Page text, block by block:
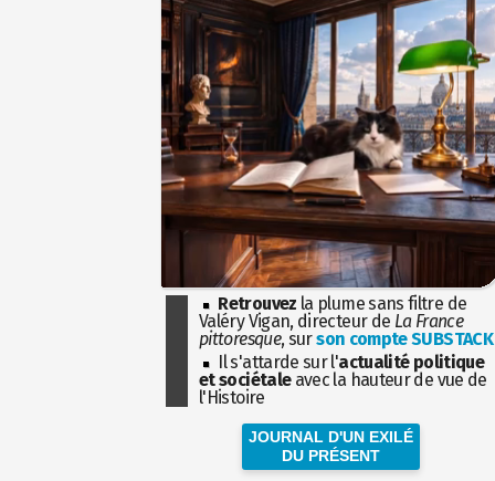
Retrouvez la plume sans filtre de
Valéry Vigan, directeur de La France
pittoresque, surson compte SUBSTACK
Il s'attarde sur l'actualité politique
et sociétaleavec la hauteur de vue de
l'Histoire
JOURNAL D'UN EXILÉ
DU PRÉSENT